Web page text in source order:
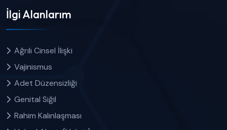
İlgi Alanlarım
Ağrılı Cinsel İlişki
Vajinismus
Adet Düzensizliği
Genital Siğil
Rahim Kalınlaşması